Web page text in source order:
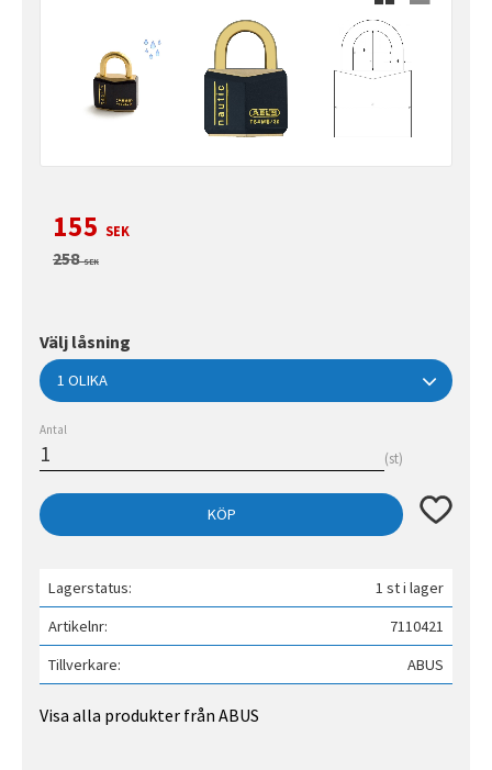
Nedsatt pris:
155 SEK
Ordinarie pris:
258SEK
Välj låsning
Antal
st
KÖP Lägg till
Lagerstatus
1 st i lager
Artikelnr
7110421
Tillverkare
ABUS
Visa alla produkter från ABUS